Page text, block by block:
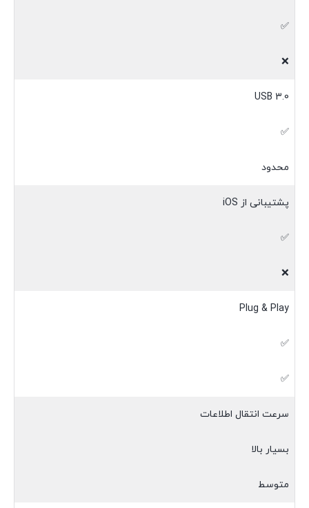
✅
❌
USB 3.0
✅
محدود
پشتیبانی از iOS
✅
❌
Plug & Play
✅
✅
سرعت انتقال اطلاعات
بسیار بالا
متوسط